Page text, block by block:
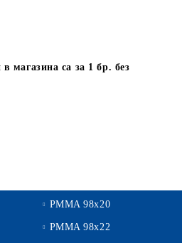
магазина са за 1 бр. без
PMMA 98x20
PMMA 98x22